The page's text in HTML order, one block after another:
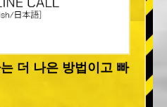
더 나은 방법이고 빠